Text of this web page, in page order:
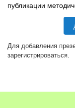
публикации
Для добавления
зарегистрироваться.